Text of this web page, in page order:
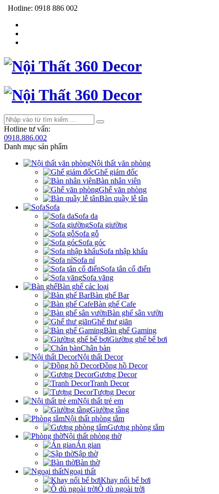
Hotline: 0918 886 002
Hotline tư vấn:
0918.886.002
Danh mục sản phẩm
Nội thất văn phòng
Ghế giám đốc
Bàn nhân viên
Ghế văn phòng
Bàn quầy lễ tân
Sofa
Sofa da
Sofa giường
Sofa gỗ
Sofa góc
Sofa nhập khẩu
Sofa nỉ
Sofa tân cổ điển
Sofa văng
Bàn ghế các loại
Bàn ghế Bar
Bàn ghế Cafe
Bàn ghế sân vườn
Ghế thư giãn
Bàn ghế Gaming
Giường ghế bể bơi
Chân bàn
Nội thất Decor
Đồng hồ Decor
Gương Decor
Tranh Decor
Tượng Decor
Nội thất trẻ em
Giường tầng
Nội thất phòng tắm
Gương phòng tắm
Nội thất phòng thờ
Án gian
Sập thờ
Bàn thờ
Ngoại thất
Khay nổi bể bơi
Ô dù ngoài trời